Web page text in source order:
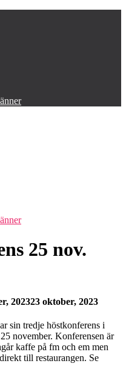
25 nov.
202323 oktober, 2023
sin tredje höstkonferens i
november. Konferensen är
kaffe på fm och em men
till restaurangen. Se